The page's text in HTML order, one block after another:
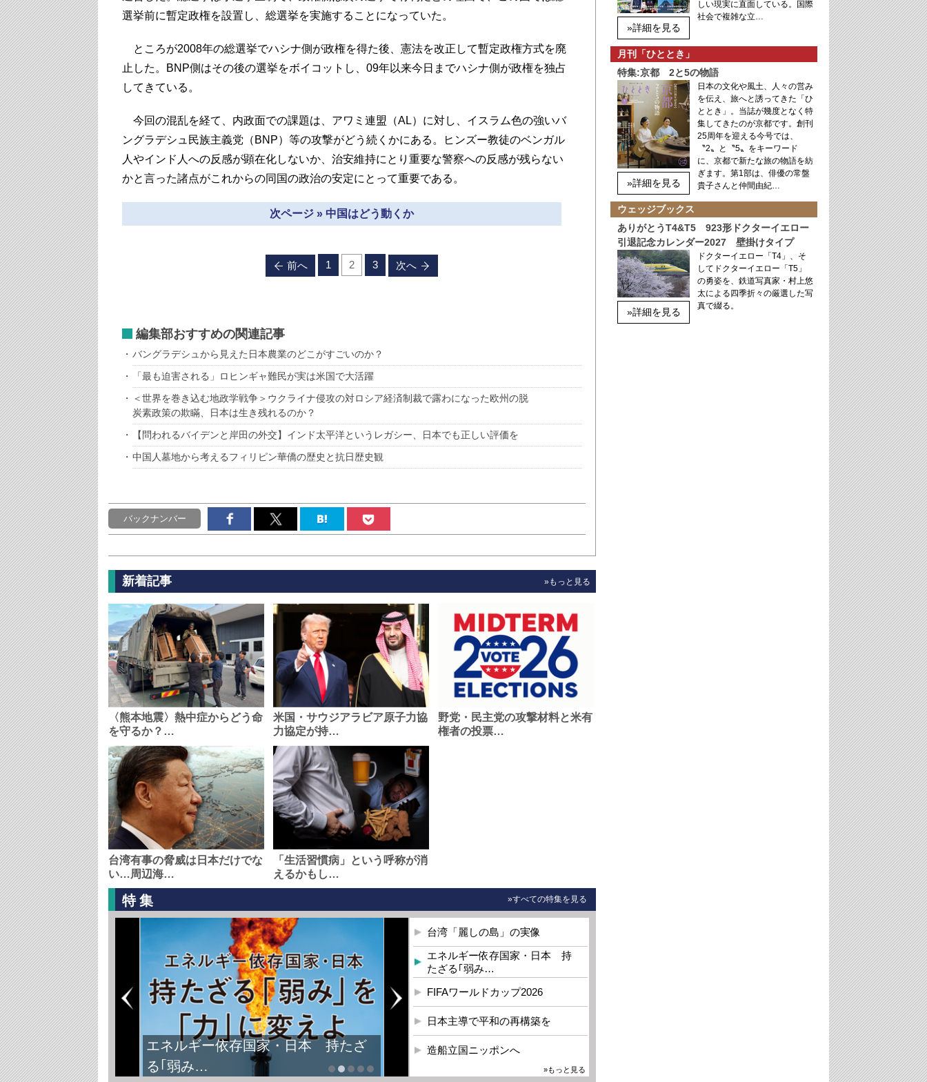
選挙前に暫定政権を設置し、総選挙を実施することになっていた。
ところが2008年の総選挙でハシナ側が政権を得た後、憲法を改正して暫定政権方式を廃
止した。BNP側はその後の選挙をボイコットし、09年以来今日までハシナ側が政権を独占
してきている。
今回の混乱を経て、内政面での課題は、アワミ連盟（AL）に対し、イスラム色の強いバ
ングラデシュ民族主義党（BNP）等の攻撃がどう続くかにある。ヒンズー教徒のベンガル
人やインド人への反感が顕在化しないか、治安維持にとり重要な警察への反感が残らない
かと言った諸点がこれからの同国の政治の安定にとって重要である。
次ページ » 中国はどう動くか
前へ 1 2 3 次へ
編集部おすすめの関連記事
バングラデシュから見えた日本農業のどこがすごいのか？
「最も迫害される」ロヒンギャ難民が実は米国で大活躍
＜世界を巻き込む地政学戦争＞ウクライナ侵攻の対ロシア経済制裁で露わになった欧州の脱
炭素政策の欺瞞、日本は生き残れるのか？
【問われるバイデンと岸田の外交】インド太平洋というレガシー、日本でも正しい評価を
中国人墓地から考えるフィリピン華僑の歴史と抗日歴史観
バックナンバー
新着記事 »もっと見る
〈熊本地震〉熱中症からどう命
を守るか？…
米国・サウジアラビア原子力協
力協定が持…
野党・民主党の攻撃材料と米有
権者の投票…
台湾有事の脅威は日本だけでな
い…周辺海…
「生活習慣病」という呼称が消
えるかもし…
特集 »すべての特集を見る
エネルギー依存国家・日本 持たざ
る｢弱み…
台湾「麗しの島」の実像
エネルギー依存国家・日本 持
たざる｢弱み…
FIFAワールドカップ2026
日本主導で平和の再構築を
造船立国ニッポンへ
»もっと見る
»詳細を見る
しい現実に直面している。国際
社会で複雑な立…
月刊「ひととき」
特集:京都 2と5の物語
»詳細を見る
日本の文化や風土、人々の営み
を伝え、旅へと誘ってきた「ひ
ととき」。当誌が幾度となく特
集してきたのが京都です。創刊
25周年を迎える今号では、
〝2〟と〝5〟をキーワード
に、京都で新たな旅の物語を紡
ぎます。第1部は、俳優の常盤
貴子さんと仲間由紀…
ウェッジブックス
ありがとうT4&T5 923形ドクターイエロー
引退記念カレンダー2027 壁掛けタイプ
»詳細を見る
ドクターイエロー「T4」、そ
してドクターイエロー「T5」
の勇姿を、鉄道写真家・村上悠
太による四季折々の厳選した写
真で綴る。